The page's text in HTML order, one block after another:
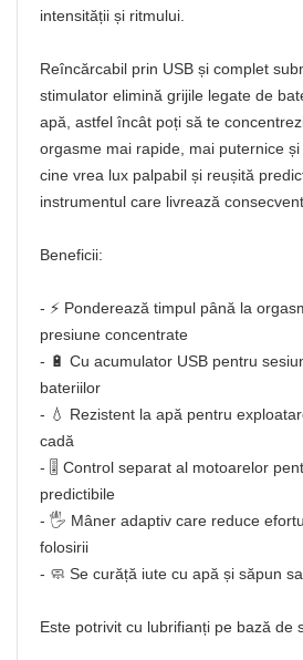
intensității și ritmului.
Reîncărcabil prin USB și complet
stimulator elimină grijile legate de
apă, astfel încât poți să te
orgasme mai rapide, mai puternice
cine vrea lux palpabil și reușită
instrumentul care livrează
Beneficii:
- ⚡ Ponderează timpul până la
presiune concentrate
- 🔋 Cu acumulator USB pentru
bateriilor
- 💧 Rezistent la apă pentru
cadă
- 🎚️ Control separat al motoarelor
predictibile
- 🖐️ Mâner adaptiv care reduce
folosirii
- 🧼 Se curăță iute cu apă și săpun
Este potrivit cu lubrifianți pe bază de